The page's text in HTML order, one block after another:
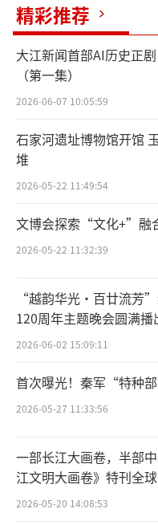
琶了，金戈铁马，
我起鸡皮疙瘩，
中不难发现，当
文化的理解与认知
成为爆款的不
曲》，在B站上，
年轻的UP主们用
进行改编，很多视
通过Z世代的积极
流民乐从业者亦
新性发展”——最近
奏家赵聪与游戏《
音乐《赤焰之缨》
海外，一支名为
弹奏视频，仅在
量。当下，民乐
之声。
民乐正在不断
化
精彩推荐
大江新闻首部AI历史正剧
（第一集）
2026-06-07 10:05:59
石家河遗址博物馆开馆
堆
2026-05-22 11:49:54
文博会探索“文化+”融
2026-05-22 11:32:39
“越韵华光·百廿流芳
120周年主题晚会圆满播
2026-06-02 15:09:11
首次曝光！秦军“特种部
2026-05-27 11:33:56
一部长江大画卷，半部
江文明大画卷》特刊全
2026-05-20 14:08:53